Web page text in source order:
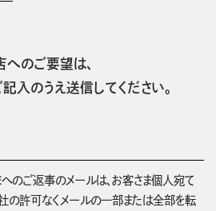
へのご要望は、
入のうえ送信してください。
のご返事のメールは、お客さま個人宛て
の許可なくメールの一部または全部を転